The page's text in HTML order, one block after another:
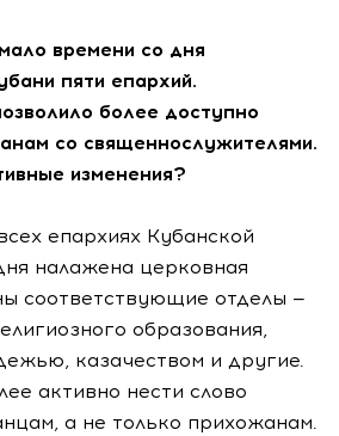
времени со дня
пяти епархий.
более доступно
со священнослужителями.
изменения?
епархиях Кубанской
налажена церковная
соответствующие отделы —
образования,
казачеством и другие.
активно нести слово
а не только прихожанам.